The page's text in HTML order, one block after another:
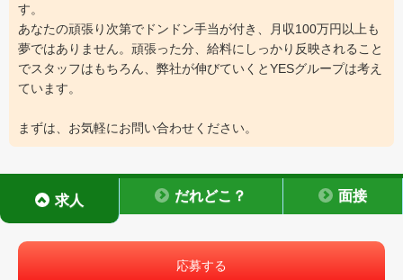
す。
あなたの頑張り次第でドンドン手当が付き、月収100万円以上も
夢ではありません。頑張った分、給料にしっかり反映されること
でスタッフはもちろん、弊社が伸びていくとYESグループは考え
ています。
まずは、お気軽にお問い合わせください。
求人 だれどこ？ 面接
応募する